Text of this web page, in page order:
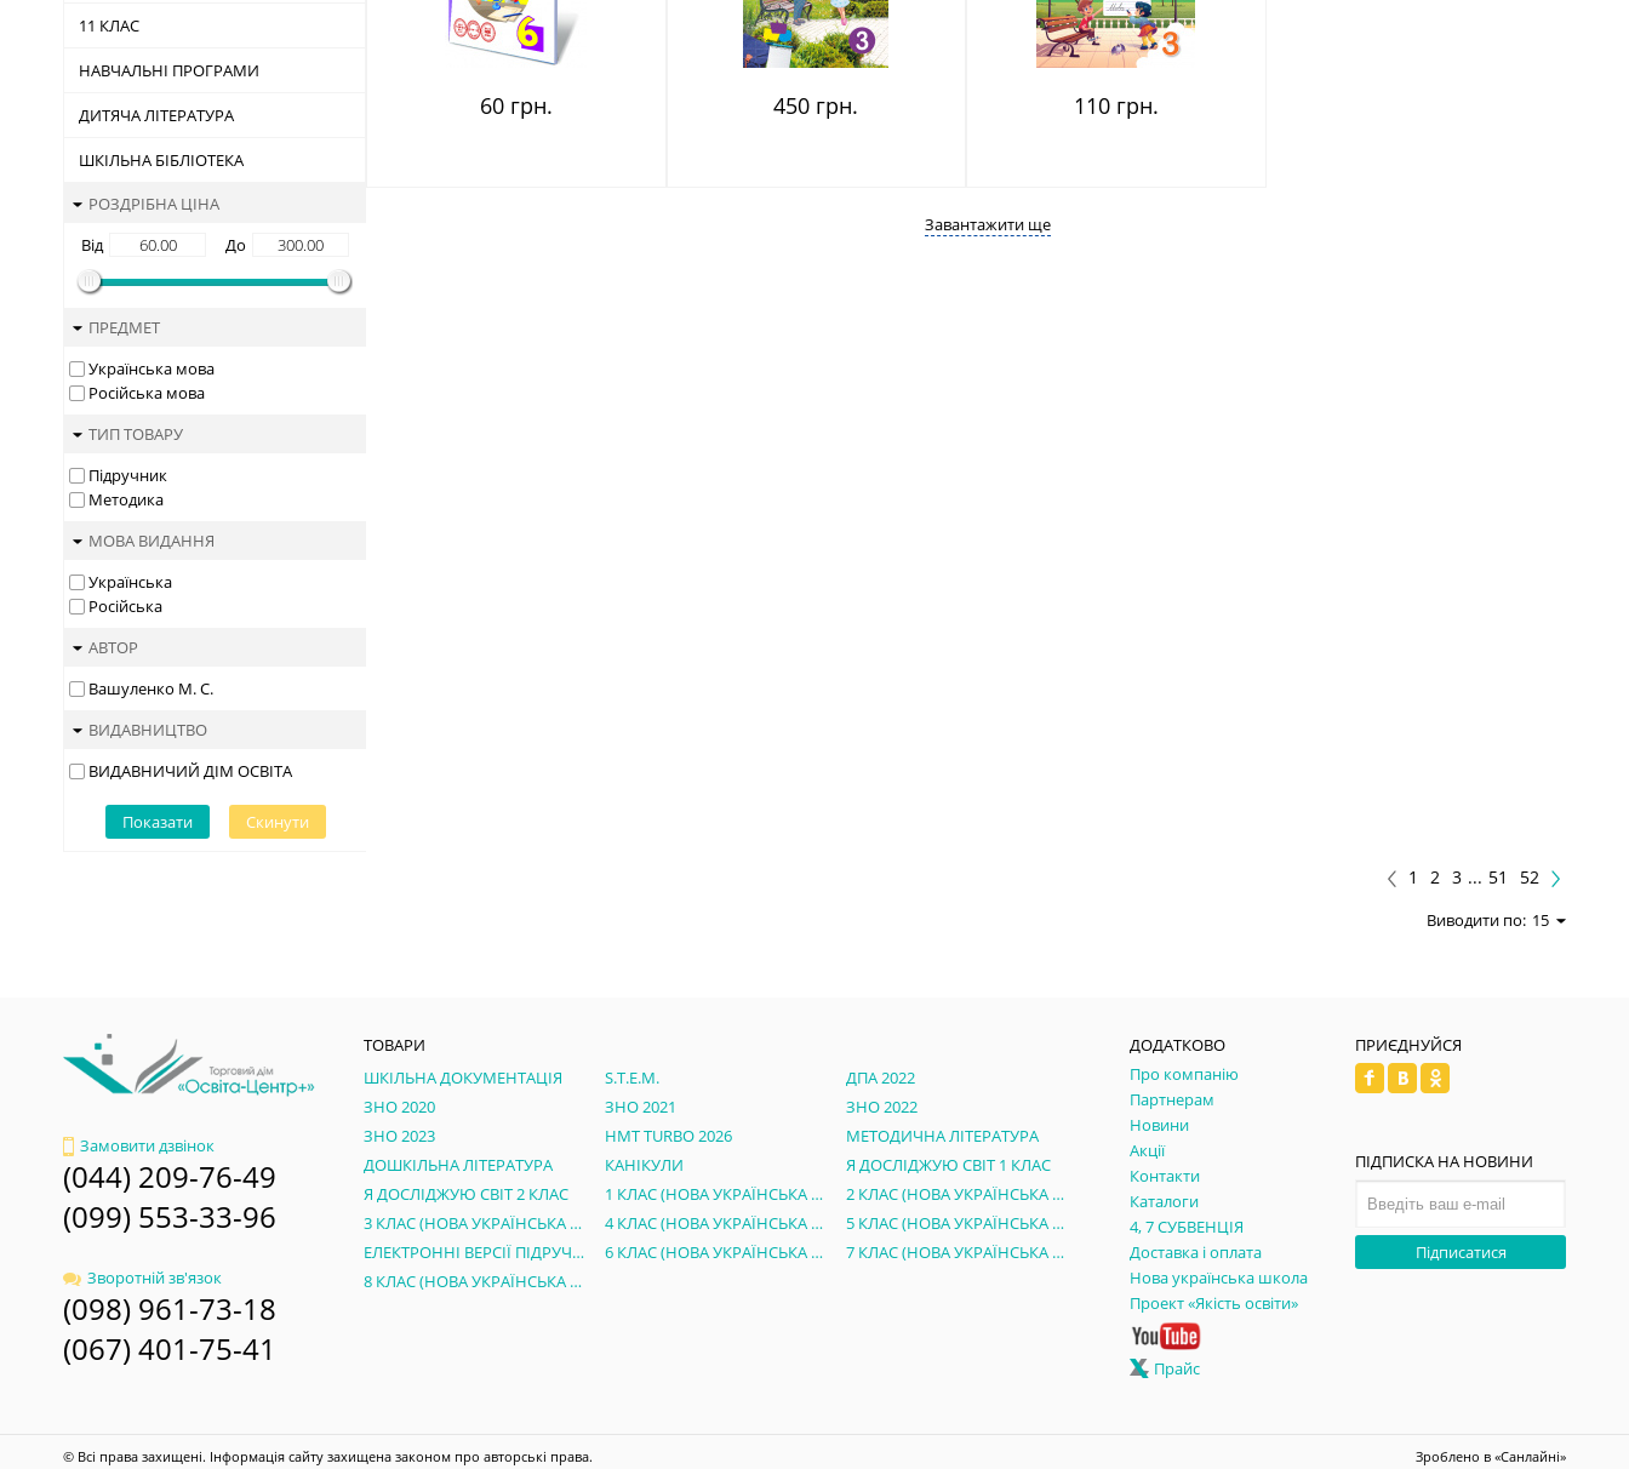
11 КЛАС
НАВЧАЛЬНІ ПРОГРАМИ
ДИТЯЧА ЛІТЕРАТУРА
ШКІЛЬНА БІБЛІОТЕКА
РОЗДРІБНА ЦІНА
Від
До
ПРЕДМЕТ
Українська мова
Російська мова
ТИП ТОВАРУ
Підручник
Методика
МОВА ВИДАННЯ
Українська
Російська
АВТОР
Вашуленко М. С.
ВИДАВНИЦТВО
ВИДАВНИЧИЙ ДІМ ОСВІТА
Показати Скинути
60 грн. 450 грн. 110 грн.
Завантажити ще
1 2 3 ... 51 52
Виводити по: 15
Замовити дзвінок
(044) 209-76-49
(099) 553-33-96
Зворотній зв'язок
(098) 961-73-18
(067) 401-75-41
ТОВАРИ
ШКІЛЬНА ДОКУМЕНТАЦІЯ
S.T.E.M.
ДПА 2022
ЗНО 2020
ЗНО 2021
ЗНО 2022
ЗНО 2023
НМТ TURBO 2026
МЕТОДИЧНА ЛІТЕРАТУРА
ДОШКІЛЬНА ЛІТЕРАТУРА
КАНІКУЛИ
Я ДОСЛІДЖУЮ СВІТ 1 КЛАС
Я ДОСЛІДЖУЮ СВІТ 2 КЛАС
1 КЛАС (НОВА УКРАЇНСЬКА ШКОЛА)
2 КЛАС (НОВА УКРАЇНСЬКА ШКОЛА)
3 КЛАС (НОВА УКРАЇНСЬКА ШКОЛА)
4 КЛАС (НОВА УКРАЇНСЬКА ШКОЛА)
5 КЛАС (НОВА УКРАЇНСЬКА ШКОЛА)
ЕЛЕКТРОННІ ВЕРСІЇ ПІДРУЧНИКІВ 5 КЛАС НУШ
6 КЛАС (НОВА УКРАЇНСЬКА ШКОЛА)
7 КЛАС (НОВА УКРАЇНСЬКА ШКОЛА)
8 КЛАС (НОВА УКРАЇНСЬКА ШКОЛА)
ДОДАТКОВО
Про компанію
Партнерам
Новини
Акції
Контакти
Каталоги
4, 7 СУБВЕНЦІЯ
Доставка і оплата
Нова українська школа
Проект «Якість освіти»
Прайс
ПРИЄДНУЙСЯ
ПІДПИСКА НА НОВИНИ
Підписатися
© Всі права захищені. Інформація сайту захищена законом про авторські права. Зроблено в «Санлайні»